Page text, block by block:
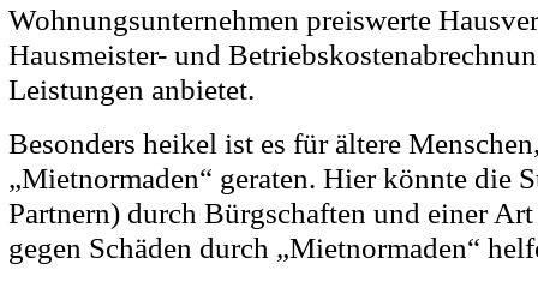
Wohnungsunternehmen preiswerte
Hausmeister- und
Leistungen anbietet.
Besonders heikel ist es für ältere
„Mietnormaden“ geraten. Hier könnte die
Partnern) durch Bürgschaften und einer
gegen Schäden durch „Mietnormaden“